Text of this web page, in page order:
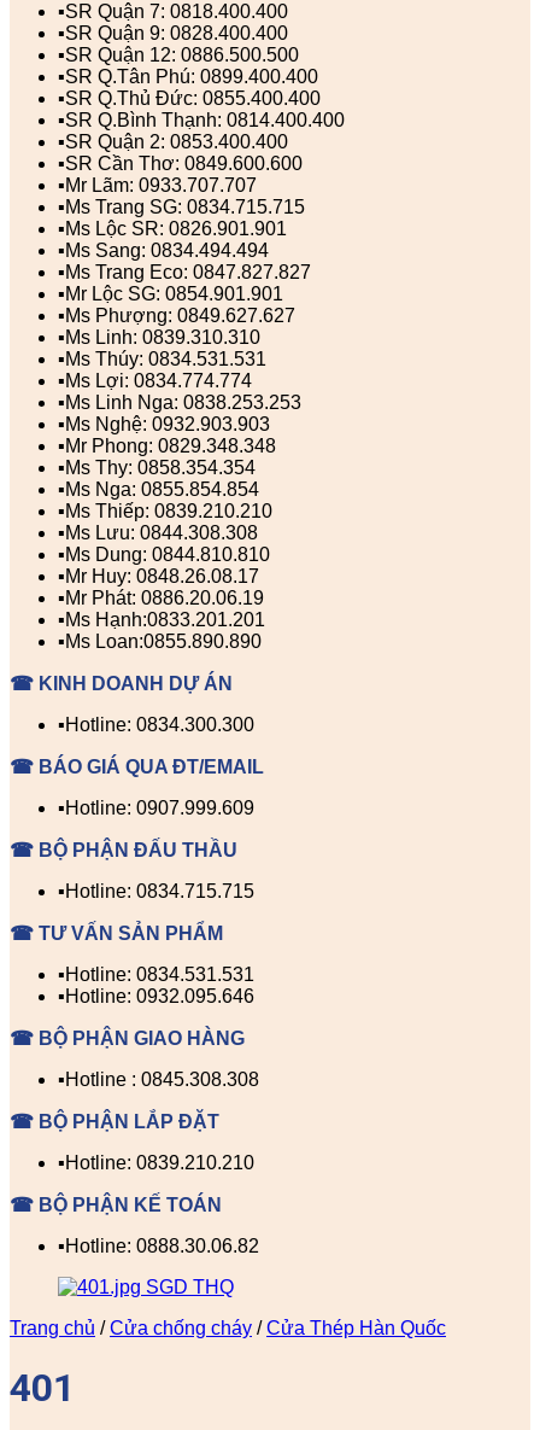
▪️SR Quận 7: 0818.400.400
▪️SR Quận 9: 0828.400.400
▪️SR Quận 12: 0886.500.500
▪️SR Q.Tân Phú: 0899.400.400
▪️SR Q.Thủ Đức: 0855.400.400
▪️SR Q.Bình Thạnh: 0814.400.400
▪️SR Quận 2: 0853.400.400
▪️SR Cần Thơ: 0849.600.600
▪️Mr Lãm: 0933.707.707
▪️Ms Trang SG: 0834.715.715
▪️Ms Lộc SR: 0826.901.901
▪️Ms Sang: 0834.494.494
▪️Ms Trang Eco: 0847.827.827
▪️Mr Lộc SG: 0854.901.901
▪️Ms Phượng: 0849.627.627
▪️Ms Linh: 0839.310.310
▪️Ms Thúy: 0834.531.531
▪️Ms Lợi: 0834.774.774
▪️Ms Linh Nga: 0838.253.253
▪️Ms Nghệ: 0932.903.903
▪️Mr Phong: 0829.348.348
▪️Ms Thy: 0858.354.354
▪️Ms Nga: 0855.854.854
▪️Ms Thiếp: 0839.210.210
▪️Ms Lưu: 0844.308.308
▪️Ms Dung: 0844.810.810
▪️Mr Huy: 0848.26.08.17
▪️Mr Phát: 0886.20.06.19
▪️Ms Hạnh:0833.201.201
▪️Ms Loan:0855.890.890
☎ KINH DOANH DỰ ÁN
▪️Hotline: 0834.300.300
☎ BÁO GIÁ QUA ĐT/EMAIL
▪️Hotline: 0907.999.609
☎ BỘ PHẬN ĐẤU THẦU
▪️Hotline: 0834.715.715
☎ TƯ VẤN SẢN PHẨM
▪️Hotline: 0834.531.531
▪️Hotline: 0932.095.646
☎ BỘ PHẬN GIAO HÀNG
▪️Hotline : 0845.308.308
☎ BỘ PHẬN LẮP ĐẶT
▪️Hotline: 0839.210.210
☎ BỘ PHẬN KẾ TOÁN
▪️Hotline: 0888.30.06.82
Trang chủ / Cửa chống cháy / Cửa Thép Hàn Quốc
401